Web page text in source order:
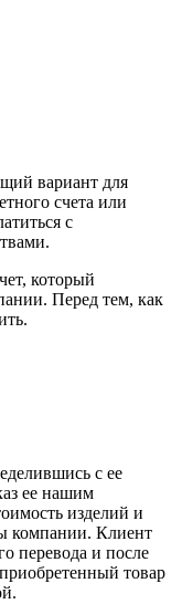
вариант для
счета или
с
который
Перед тем, как
с ее
ее нашим
изделий и
компании. Клиент
перевода и после
товар